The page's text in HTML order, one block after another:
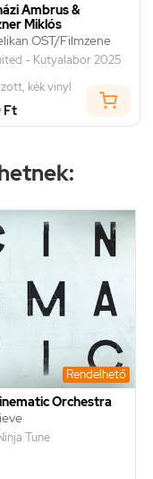
Ambrus &
Miklós
OST/Filmzene
- Kutyalabor 2025
kék vinyl
Ft
Rendelhető
Orchestra
Tune